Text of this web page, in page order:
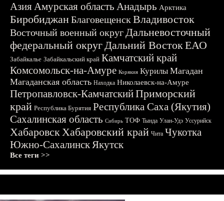
АзияАмурская область Анадырь Арктика
БиробиджанБлаговещенскВладивосток
Восточный военный округДальневосточный
федеральный округДальний ВостокЕАО
Забайкалье Забайкальский край Камчатский край
Комсомольск-на-Амуре Корякия Курилы Магадан
Магаданская область Находка Николаевск-на-Амуре
Петропавловск-КамчатскийПриморский
край Республика Бурятия Республика Саха (Якутия)
Сахалинская область Сибирь ТОФ Тында Улан-Удэ Уссурийск
ХабаровскХабаровский край Чита Чукотка
Южно-СахалинскЯкутск
Все теги >>